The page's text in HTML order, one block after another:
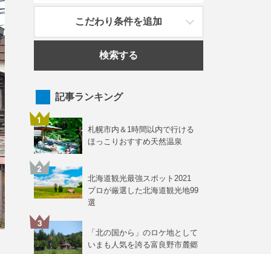
こだわり条件を追加
検索する
記事ランキング
札幌市内＆1時間以内で行ける
ほっこりおすすめ天然温泉
北海道観光最強スポット2021
プロが厳選した北海道観光地99
選
「北の国から」のロケ地として
いまも人気を誇る富良野市麓郷